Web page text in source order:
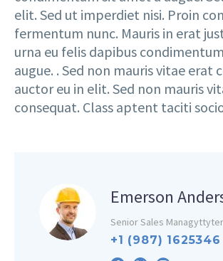
elit. Sed ut imperdiet nisi. Proin
fermentum nunc. Mauris in erat
urna eu felis dapibus
augue. . Sed non mauris vitae erat
auctor eu in elit. Sed non mauris
consequat. Class aptent taciti
Emerson
Senior Sales Managyttyter
+1 (987) 1625346